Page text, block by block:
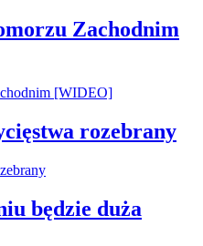
Zachodnim
rozebrany
będzie duża